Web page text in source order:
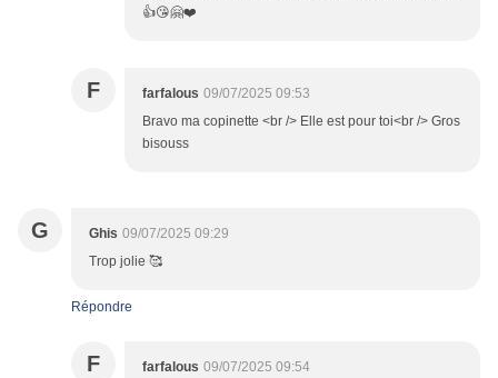
👍😘🤗❤️
F farfalous 09/07/2025 09:53
Bravo ma copinette <br /> Elle est pour toi<br /> Gros
bisouss
G Ghis 09/07/2025 09:29
Trop jolie 🥰
Répondre
F farfalous 09/07/2025 09:54